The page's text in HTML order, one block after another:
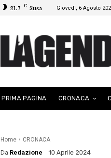
21.7 C Susa Giovedì, 6 Agosto
PRIMA PAGINA CRONACA
Home CRONACA
Da Redazione 10 Aprile 2024